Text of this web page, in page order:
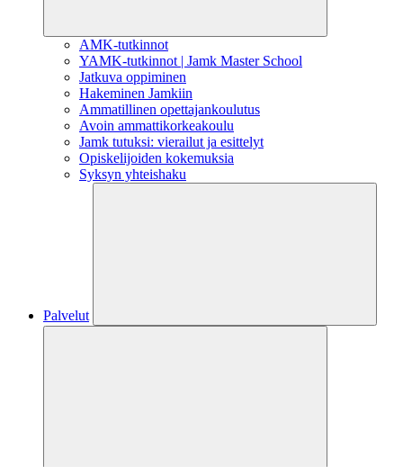
AMK-tutkinnot
YAMK-tutkinnot | Jamk Master School
Jatkuva oppiminen
Hakeminen Jamkiin
Ammatillinen opettajankoulutus
Avoin ammattikorkeakoulu
Jamk tutuksi: vierailut ja esittelyt
Opiskelijoiden kokemuksia
Syksyn yhteishaku
Palvelut